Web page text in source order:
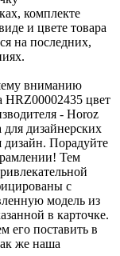
комплекте
и цвете товара
на последних,
вниманию
HRZ00002435 цвет
- Horoz
дизайнерских
Порадуйте
Тем
с
модель из
в карточке.
его поставить в
же наша